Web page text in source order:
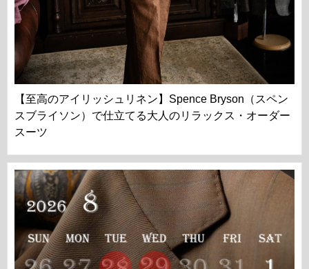
【至高のアイリッシュリネン】Spence Bryson（スペン
スブライソン）で仕立てる大人のリラックス・オーダー
スーツ